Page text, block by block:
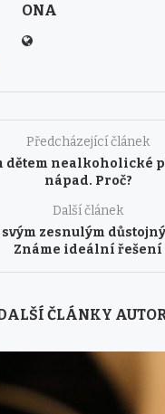
ONA
Předcházející článek
dětem nealkoholické
nápad. Proč?
Další článek
zesnulým
Známe ideální řešení
ČLÁNKY